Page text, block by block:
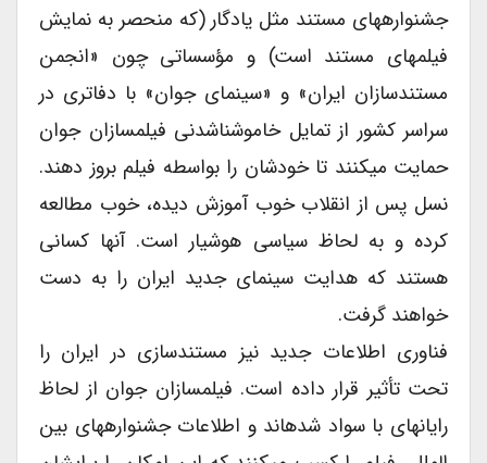
جشنواره‏های مستند مثل یادگار (که منحصر به نمایش
فیلم‏های مستند است) و مؤسساتی چون «انجمن
مستند‏سازان ایران» و «سینمای جوان» با دفاتری در
سراسر کشور از تمایل خاموش‏ناشدنی فیلم‏سازان جوان
حمایت می‏کنند تا خودشان را بواسطه فیلم بروز دهند.
نسل پس از انقلاب خوب آموزش دیده، خوب مطالعه
کرده و به لحاظ سیاسی هوشیار است. آنها کسانی
هستند که هدایت سینمای جدید ایران را به دست
خواهند گرفت.
فناوری اطلاعات جدید نیز مستند‏سازی در ایران را
تحت تأثیر قرار داده است. فیلم‏سازان جوان از لحاظ
رایانه‏ای با سواد شده‏اند و اطلاعات جشنواره‏های بین